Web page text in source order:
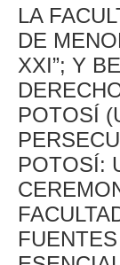
LA
DE
XXI”; Y
POTOSÍ
POTOSÍ: